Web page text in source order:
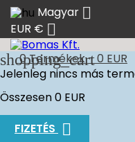
Magyar 
EUR € 
shopping_cart
0Termékek - 0 EUR
Jelenleg nincs más
Összesen0 EUR
FIZETÉS 